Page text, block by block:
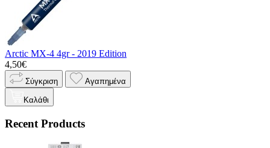
Arctic MX-4 4gr - 2019 Edition
4,50€
Σύγκριση Αγαπημένα
Καλάθι
Recent Products